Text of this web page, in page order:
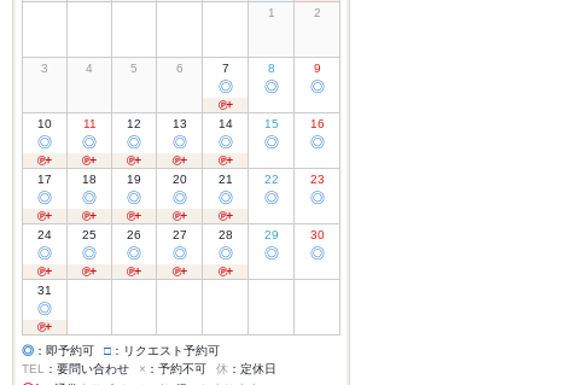
1
2
3 4 5 6 7
◎
8
◎
9
◎
10
◎
11
◎
12
◎
13
◎
14
◎
15
◎
16
◎
17
◎
18
◎
19
◎
20
◎
21
◎
22
◎
23
◎
24
◎
25
◎
26
◎
27
◎
28
◎
29
◎
30
◎
31
◎
◎ ：即予約可 □ ：リクエスト予約可
TEL
：要問い合わせ × ：予約不可 休 ：定休日